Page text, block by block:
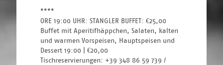
****
ORE 19:00 UHR: STANGLER BUFFET: €25,00
Buffet mit Aperitifhäppchen, Salaten, kalten
und warmen Vorspeisen, Hauptspeisen und
Dessert 19:00 | €20,00
Tischreservierungen: +39 348 86 59 739 /